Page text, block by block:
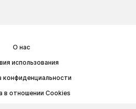
О нас
использования
конфиденциальности
в отношении Cookies